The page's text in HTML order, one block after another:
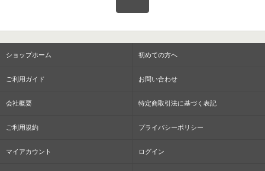
ショップホーム 初めての方へ
ご利用ガイド お問い合わせ
会社概要 特定商取引法に基づく表記
ご利用規約 プライバシーポリシー
マイアカウント ログイン